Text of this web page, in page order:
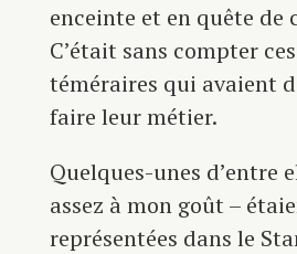
enceinte et en quête de
C’était sans compter
téméraires qui avaient
faire leur métier.
Quelques-unes d’entre
assez à mon goût –
représentées dans le